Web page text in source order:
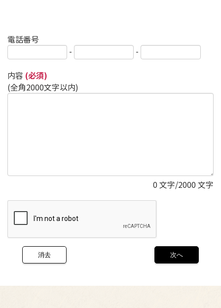
電話番号
-
-
内容 (必須)
(全角2000文字以内)
0 文字/2000 文字